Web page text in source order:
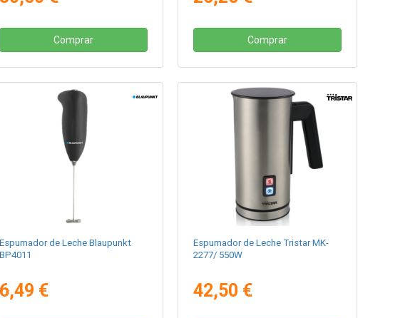
Comprar Comprar
Espumador de Leche Blaupunkt
BP4011
6,49 €
Espumador de Leche Tristar MK-
2277/ 550W
42,50 €